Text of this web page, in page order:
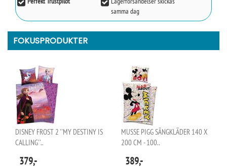
samma dag
FOKUSPRODUKTER
DISNEY FROST 2 ''MY DESTINY IS
CALLING''..
379,-
MUSSE PIGG SÄNGKLÄDER 140 X
200 CM - 100..
389,-